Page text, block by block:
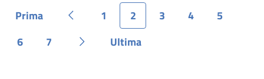
Pagina
Prima Pagina precedente
Pagina
1 Pagina
2 Pagina
3 Pagina
4 Pagina
5
Pagina
6 Pagina
7 Pagina successiva
Pagina
Ultima